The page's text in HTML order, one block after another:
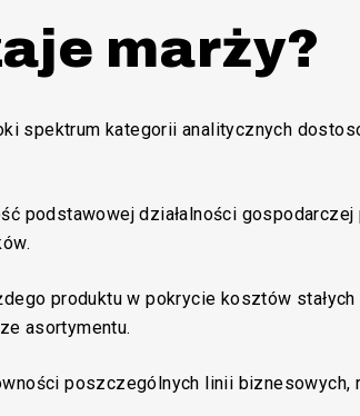
marży?
spektrum kategorii analitycznych
podstawowej działalności gospodarczej
produktu w pokrycie kosztów
asortymentu.
poszczególnych linii biznesowych,